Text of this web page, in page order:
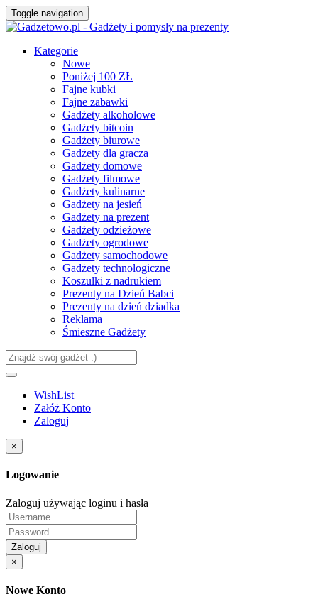
Toggle navigation
Kategorie
Nowe
Poniżej 100 ZŁ
Fajne kubki
Fajne zabawki
Gadżety alkoholowe
Gadżety bitcoin
Gadżety biurowe
Gadżety dla gracza
Gadżety domowe
Gadżety filmowe
Gadżety kulinarne
Gadżety na jesień
Gadżety na prezent
Gadżety odzieżowe
Gadżety ogrodowe
Gadżety samochodowe
Gadżety technologiczne
Koszulki z nadrukiem
Prezenty na Dzień Babci
Prezenty na dzień dziadka
Reklama
Śmieszne Gadżety
WishList
Załóż Konto
Zaloguj
×
Logowanie
Zaloguj używając loginu i hasła
Zaloguj
×
Nowe Konto